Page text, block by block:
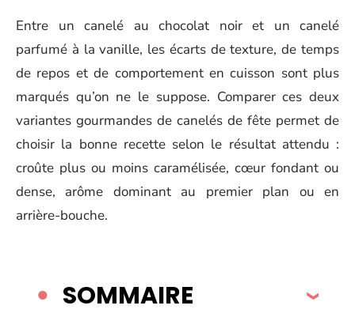
Entre un canelé au chocolat noir et un canelé
parfumé à la vanille, les écarts de texture, de temps
de repos et de comportement en cuisson sont plus
marqués qu’on ne le suppose. Comparer ces deux
variantes gourmandes de canelés de fête permet de
choisir la bonne recette selon le résultat attendu :
croûte plus ou moins caramélisée, cœur fondant ou
dense, arôme dominant au premier plan ou en
arrière-bouche.
SOMMAIRE